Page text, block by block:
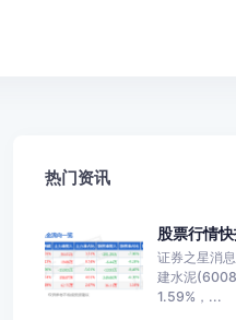
热门资讯
股票行情
证券之星消
建水泥
1.59%，...